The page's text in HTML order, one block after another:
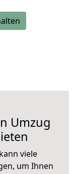
Umzug
viele
um Ihnen